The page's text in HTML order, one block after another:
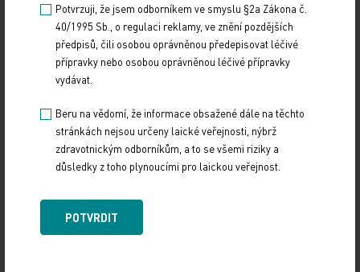
Potvrzuji, že jsem odborníkem ve smyslu §2a Zákona č.
40/1995 Sb., o regulaci reklamy, ve znění pozdějších
předpisů, čili osobou oprávněnou předepisovat léčivé
přípravky nebo osobou oprávněnou léčivé přípravky
vydávat.
Beru na vědomí, že informace obsažené dále na těchto
stránkách nejsou určeny laické veřejnosti, nýbrž
zdravotnickým odborníkům, a to se všemi riziky a
důsledky z toho plynoucími pro laickou veřejnost.
POTVRDIT